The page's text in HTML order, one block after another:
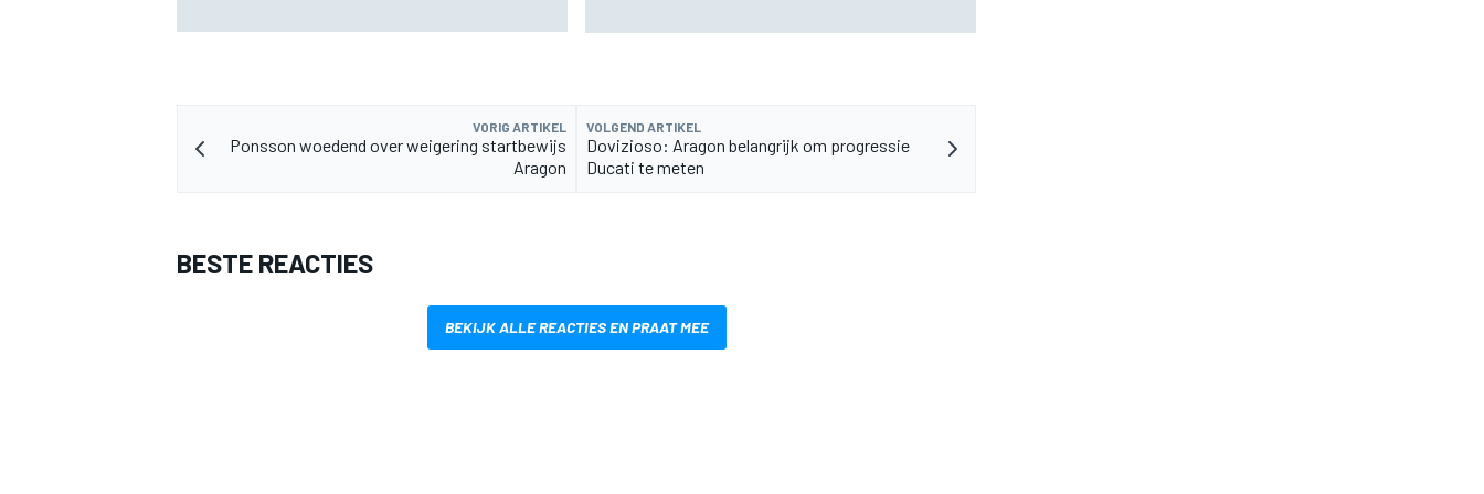
VORIG ARTIKEL
Ponsson woedend over weigering startbewijs
Aragon
VOLGEND ARTIKEL
Dovizioso: Aragon belangrijk om progressie
Ducati te meten
BESTE REACTIES
BEKIJK ALLE REACTIES EN PRAAT MEE